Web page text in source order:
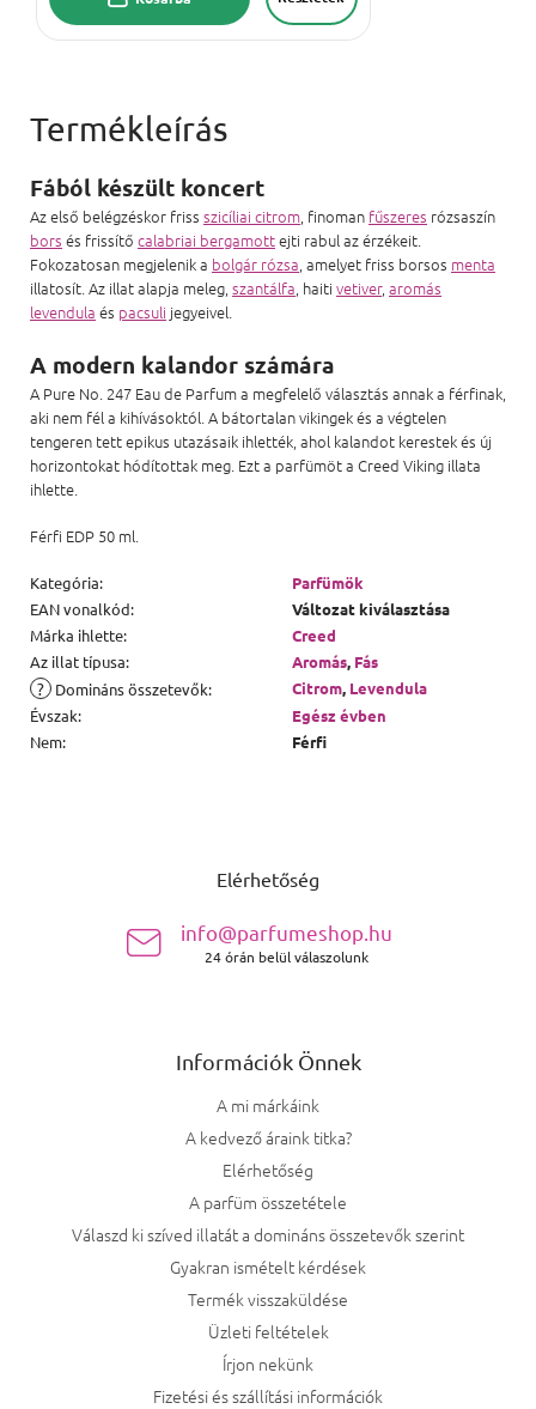
Fából készült koncert
Az első belégzéskor friss szicíliai citrom, finoman fűszeres rózsaszín
bors és frissítő calabriai bergamottejti rabul az érzékeit.
Fokozatosan megjelenik a bolgár rózsa, amelyet friss borsos menta
illatosít. Az illat alapja meleg, szantálfa, haiti vetiver, aromás
levendula és pacsuli jegyeivel.
A modern kalandor számára
A Pure No. 247 Eau de Parfum a megfelelő választás annak a férfinak,
aki nem fél a kihívásoktól. A bátortalan vikingek és a végtelen
tengeren tett epikus utazásaik ihlették, ahol kalandot kerestek és új
horizontokat hódítottak meg. Ezt a parfümöt a Creed Viking illata
ihlette.
Férfi EDP 50 ml.
Kategória:
Parfümök
EAN vonalkód:
Változat kiválasztása
Márka ihlette:
Creed
Az illat típusa: Aromás, Fás
? Domináns összetevők: Citrom, Levendula
Évszak:
Egész évben
Nem: Férfi
Elérhetőség
info@parfumeshop.hu
24 órán belül válaszolunk
Információk Önnek
A mi márkáink
A kedvező áraink titka?
Elérhetőség
A parfüm összetétele
Válaszd ki szíved illatát a domináns összetevők szerint
Gyakran ismételt kérdések
Termék visszaküldése
Üzleti feltételek
Írjon nekünk
Fizetési és szállítási információk